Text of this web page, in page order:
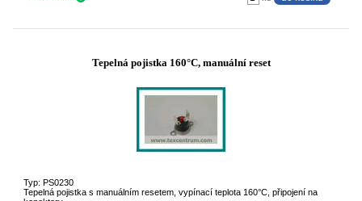
Tepelná pojistka 160°C, manuální reset
Typ: PS0230
Tepelná pojistka s manuálním resetem, vypínací teplota 160°C, připojení na